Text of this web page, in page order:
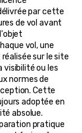
par cette
de vol avant
vol, une
sur le site
visibilité ou les
normes de
Cette
adoptée en
absolue.
pratique